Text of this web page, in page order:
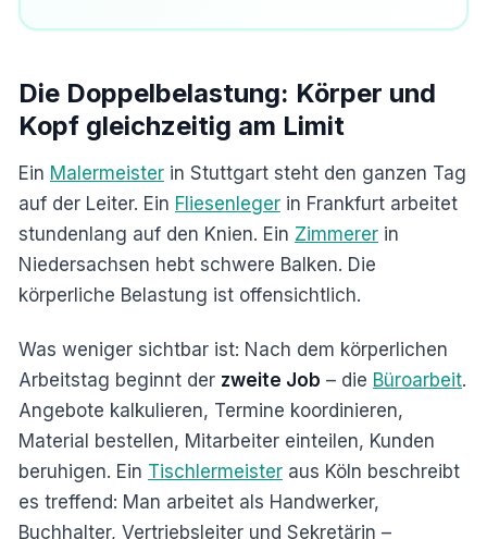
Die Doppelbelastung: Körper und
Kopf gleichzeitig am Limit
Ein Malermeister in Stuttgart steht den ganzen Tag
auf der Leiter. Ein Fliesenleger in Frankfurt arbeitet
stundenlang auf den Knien. Ein Zimmerer in
Niedersachsen hebt schwere Balken. Die
körperliche Belastung ist offensichtlich.
Was weniger sichtbar ist: Nach dem körperlichen
Arbeitstag beginnt der zweite Job – die Büroarbeit.
Angebote kalkulieren, Termine koordinieren,
Material bestellen, Mitarbeiter einteilen, Kunden
beruhigen. Ein Tischlermeister aus Köln beschreibt
es treffend: Man arbeitet als Handwerker,
Buchhalter, Vertriebsleiter und Sekretärin –